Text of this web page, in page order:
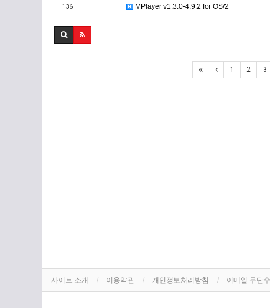
136 MPlayer v1.3.0-4.9.2 for OS/2
1 2 3
사이트 소개 이용약관 개인정보처리방침 이메일 무단